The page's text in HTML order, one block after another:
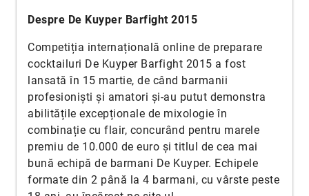
Despre De Kuyper Barfight 2015
Competiția internațională online de preparare
cocktailuri De Kuyper Barfight 2015 a fost
lansată în 15 martie, de când barmanii
profesioniști și amatori și-au putut demonstra
abilitățile excepționale de mixologie în
combinație cu flair, concurând pentru marele
premiu de 10.000 de euro și titlul de cea mai
bună echipă de barmani De Kuyper. Echipele
formate din 2 până la 4 barmani, cu vârste peste